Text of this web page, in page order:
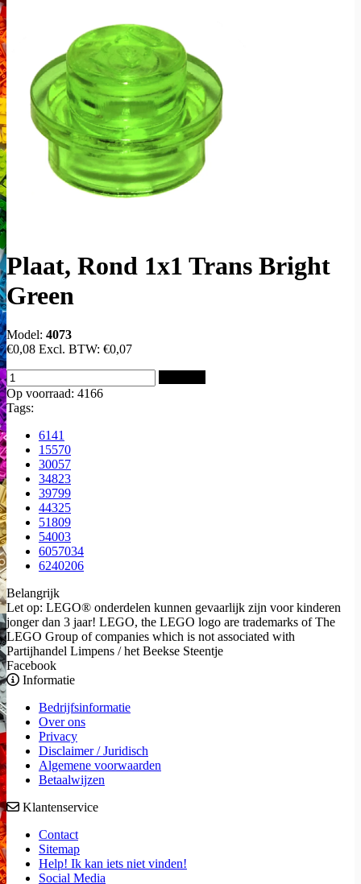
Plaat, Rond 1x1 Trans Bright
Green
Model: 4073
€0,08 Excl. BTW: €0,07
Op voorraad: 4166
Tags:
6141
15570
30057
34823
39799
44325
51809
54003
6057034
6240206
Belangrijk
Let op: LEGO® onderdelen kunnen gevaarlijk zijn voor kinderen
jonger dan 3 jaar! LEGO, the LEGO logo are trademarks of The
LEGO Group of companies which is not associated with
Partijhandel Limpens / het Beekse Steentje
Facebook
Informatie
Bedrijfsinformatie
Over ons
Privacy
Disclaimer / Juridisch
Algemene voorwaarden
Betaalwijzen
Klantenservice
Contact
Sitemap
Help! Ik kan iets niet vinden!
Social Media